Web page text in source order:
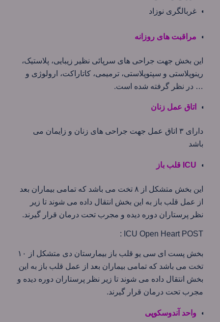
غربالگری نوزاد
مراقبت های روزانه
این بخش جهت جراحی های سرپائی نظیر زیبایی، پلاستیک،
رينوپلاستی و سپتوپلاستی، ترمیمی، كاتاراكت، ارولوژی و
… در نظر گرفته شده است.
اتاق عمل زنان
دارای ۳ اتاق عمل جهت جراحی های زنان و زایمان می
باشد
ICU قلب باز
این بخش متشکل از ۸ تخت می باشد که تمامی بیماران بعد
از عمل قلب باز به این بخش انتقال داده می شوند تا زیر
نظر پرستاران دوره دیده و مجرب تحت درمان قرار گیرند.
ICU Open Heart POST :
بخش پست ای سی یو قلب باز بیمارستان دی متشکل از ۱۰
تخت می باشد که تمامی بیماران بعد از عمل قلب باز به این
بخش انتقال داده می شوند تا زیر نظر پرستاران دوره دیده و
مجرب تحت درمان قرار گیرند.
واحد آندوسکوپی